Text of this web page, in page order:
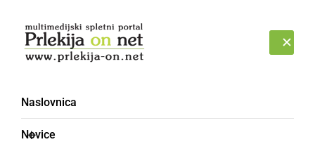
Naslovnica
Novice
izkušnja